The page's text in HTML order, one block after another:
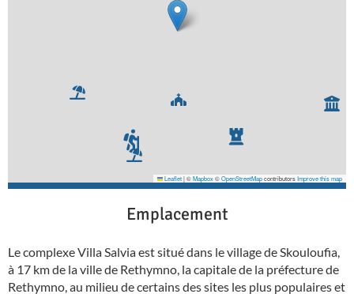
Leaflet|©Mapbox©OpenStreetMapcontributorsImprove this map
Emplacement
Le complexe Villa Salvia est situé dans le village de Skouloufia,
à 17 km de la ville de Rethymno, la capitale de la préfecture de
Rethymno, au milieu de certains des sites les plus populaires et